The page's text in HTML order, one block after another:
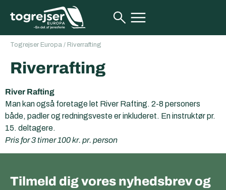
Togrejser Europa / Riverrafting
Riverrafting
River Rafting
Man kan også foretage let River Rafting. 2-8 personers
både, padler og redningsveste er inkluderet. En instruktør pr.
15. deltagere.
Pris for 3 timer 100 kr. pr. person
Tilmeld dig vores nyhedsbrev og